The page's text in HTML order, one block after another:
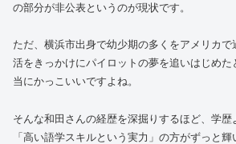
の部分が非公表というのが現状です。
ただ、横浜市出身で幼少期の多くをアメリカ
活をきっかけにパイロットの夢を追いはじめ
当にかっこいいですよね。
そんな和田さんの経歴を深掘りするほど、学歴
「高い語学スキルという実力」の方がずっと